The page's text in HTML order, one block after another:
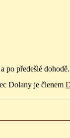
po předešlé dohodě.
Dolany je členem